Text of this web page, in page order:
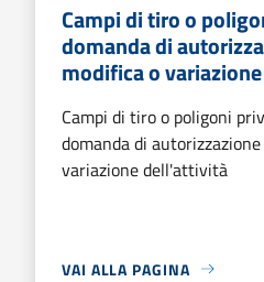
Campi di tiro o
domanda di
modifica o
Campi di tiro o poligoni
domanda di
variazione dell'attività
VAI ALLA PAGINA